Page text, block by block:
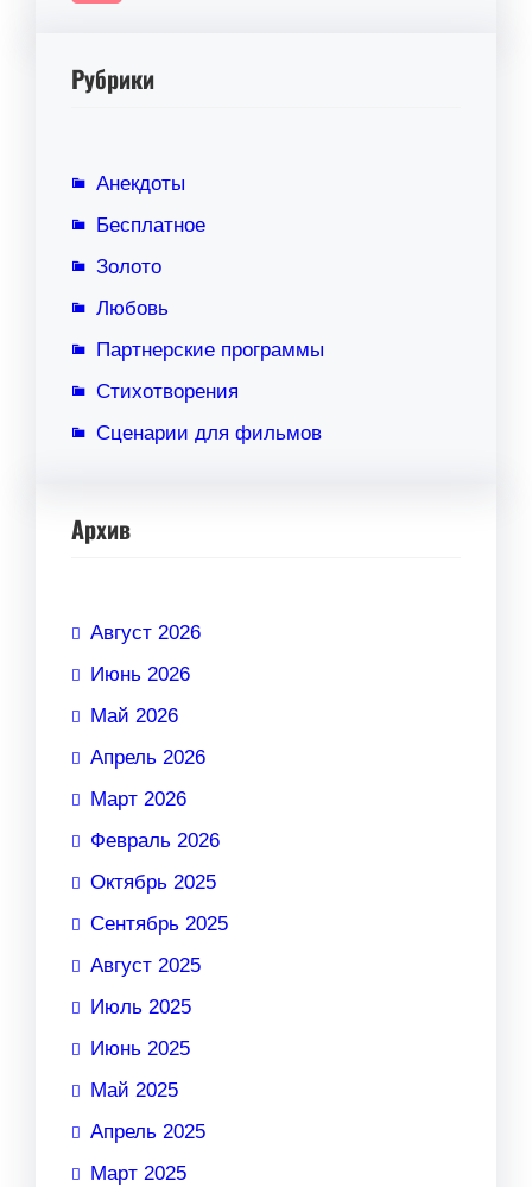
Рубрики
Анекдоты
Бесплатное
Золото
Любовь
Партнерские программы
Стихотворения
Сценарии для фильмов
Архив
Август 2026
Июнь 2026
Май 2026
Апрель 2026
Март 2026
Февраль 2026
Октябрь 2025
Сентябрь 2025
Август 2025
Июль 2025
Июнь 2025
Май 2025
Апрель 2025
Март 2025